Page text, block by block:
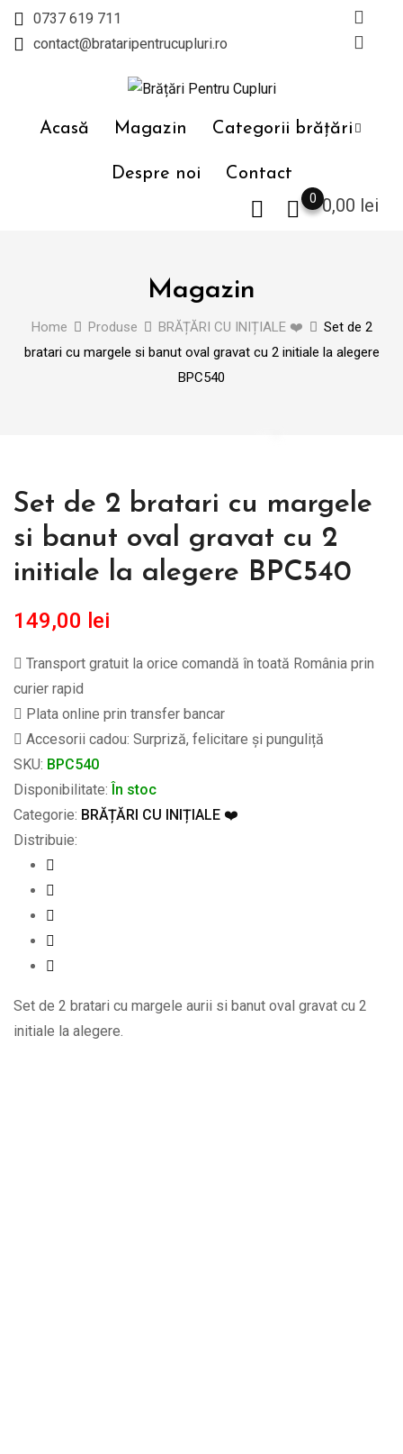
Skip
0737 619 711
contact@brataripentrucupluri.ro
Acasă Magazin Categorii brățări
Despre noi Contact
0,00 lei
0
Magazin
Home Produse BRĂȚĂRI CU INIȚIALE ❤️
Set de 2
bratari cu margele si banut oval gravat cu 2 initiale la alegere
BPC540
Set de 2 bratari cu margele
si banut oval gravat cu 2
initiale la alegere BPC540
149,00 lei
Transport gratuit la orice comandă în toată România prin
curier rapid
Plata online prin transfer bancar
Accesorii cadou: Surpriză, felicitare și punguliță
SKU: BPC540
Disponibilitate: În stoc
Categorie: BRĂȚĂRI CU INIȚIALE ❤️
Distribuie:
Set de 2 bratari cu margele aurii si banut oval gravat cu 2
initiale la alegere.